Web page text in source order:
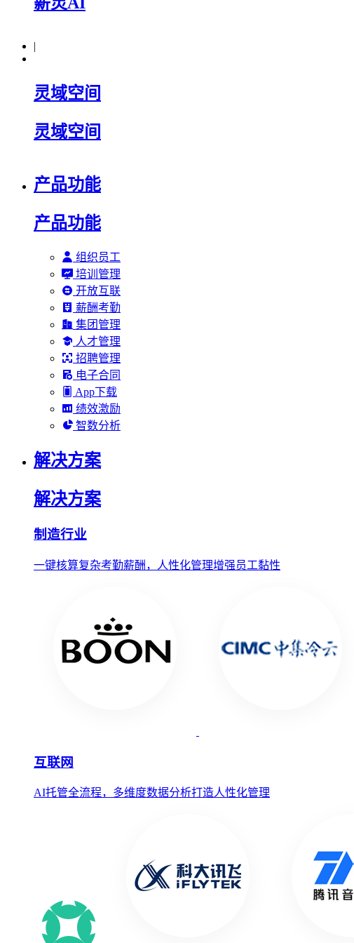
|
灵域空间
灵域空间
产品功能
产品功能
组织员工
培训管理
开放互联
薪酬考勤
集团管理
人才管理
招聘管理
电子合同
App下载
绩效激励
智数分析
解决方案
解决方案
制造行业
一键核算复杂考勤薪酬，人性化管理增强员工黏性
互联网
AI托管全流程，多维度数据分析打造人性化管理